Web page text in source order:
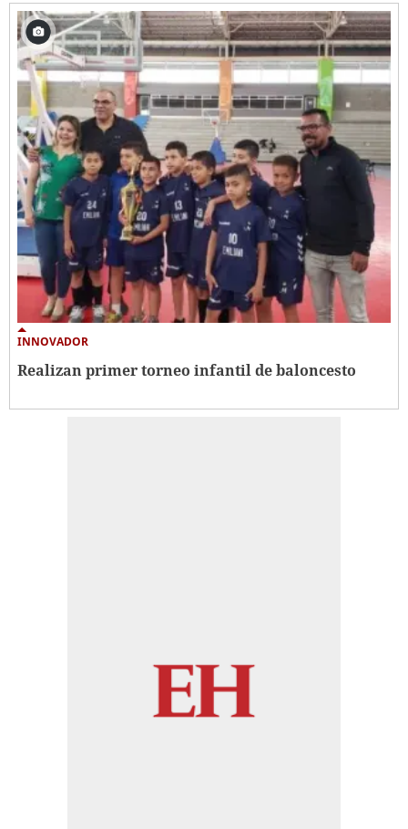
INNOVADOR
Realizan primer torneo infantil de baloncesto